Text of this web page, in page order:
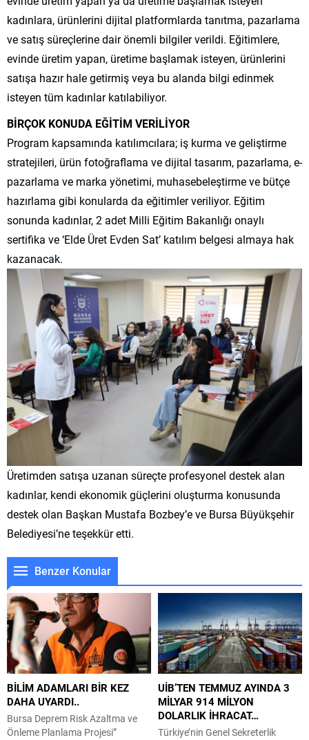
kadınlara, ürünlerini dijital platformlarda tanıtma, pazarlama
ve satış süreçlerine dair önemli bilgiler verildi. Eğitimlere,
evinde üretim yapan, üretime başlamak isteyen, ürünlerini
satışa hazır hale getirmiş veya bu alanda bilgi edinmek
isteyen tüm kadınlar katılabiliyor.
BİRÇOK KONUDA EĞİTİM VERİLİYOR
Program kapsamında katılımcılara; iş kurma ve geliştirme
stratejileri, ürün fotoğraflama ve dijital tasarım, pazarlama, e-
pazarlama ve marka yönetimi, muhasebeleştirme ve bütçe
hazırlama gibi konularda da eğitimler veriliyor. Eğitim
sonunda kadınlar, 2 adet Milli Eğitim Bakanlığı onaylı
sertifika ve ‘Elde Üret Evden Sat’ katılım belgesi almaya hak
kazanacak.
Üretimden satışa uzanan süreçte profesyonel destek alan
kadınlar, kendi ekonomik güçlerini oluşturma konusunda
destek olan Başkan Mustafa Bozbey’e ve Bursa Büyükşehir
Belediyesi’ne teşekkür etti.
Benzer Konular
BİLİM ADAMLARI BİR KEZ
DAHA UYARDI..
Bursa Deprem Risk Azaltma ve
Önleme Planlama Projesi”
UİB’TEN TEMMUZ AYINDA 3
MİLYAR 914 MİLYON
DOLARLIK İHRACAT…
Türkiye’nin Genel Sekreterlik